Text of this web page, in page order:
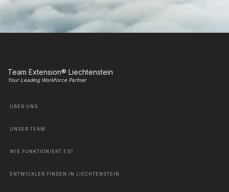
Team Extension® Liechtenstein
Your Leading Workforce Partner
ÜBER UNS
UNSER TEAM
WIE FUNKTIONIERT ES?
ENTWICKLER FINDEN IN LIECHTENSTEIN